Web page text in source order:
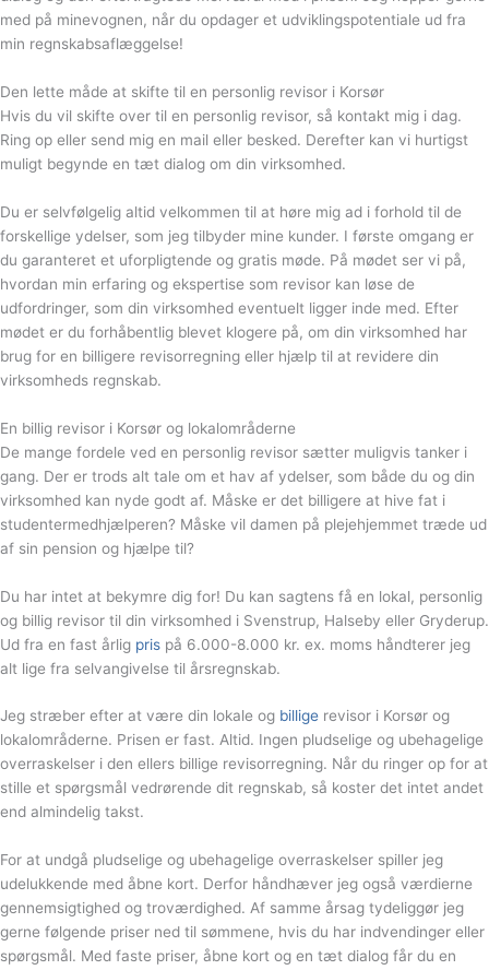
med på minevognen, når du opdager et udviklingspotentiale ud fra
min regnskabsaflæggelse!
Den lette måde at skifte til en personlig revisor i Korsør
Hvis du vil skifte over til en personlig revisor, så kontakt mig i dag.
Ring op eller send mig en mail eller besked. Derefter kan vi hurtigst
muligt begynde en tæt dialog om din virksomhed.
Du er selvfølgelig altid velkommen til at høre mig ad i forhold til de
forskellige ydelser, som jeg tilbyder mine kunder. I første omgang er
du garanteret et uforpligtende og gratis møde. På mødet ser vi på,
hvordan min erfaring og ekspertise som revisor kan løse de
udfordringer, som din virksomhed eventuelt ligger inde med. Efter
mødet er du forhåbentlig blevet klogere på, om din virksomhed har
brug for en billigere revisorregning eller hjælp til at revidere din
virksomheds regnskab.
En billig revisor i Korsør og lokalområderne
De mange fordele ved en personlig revisor sætter muligvis tanker i
gang. Der er trods alt tale om et hav af ydelser, som både du og din
virksomhed kan nyde godt af. Måske er det billigere at hive fat i
studentermedhjælperen? Måske vil damen på plejehjemmet træde ud
af sin pension og hjælpe til?
Du har intet at bekymre dig for! Du kan sagtens få en lokal, personlig
og billig revisor til din virksomhed i Svenstrup, Halseby eller Gryderup.
Ud fra en fast årlig pris på 6.000-8.000 kr. ex. moms håndterer jeg
alt lige fra selvangivelse til årsregnskab.
Jeg stræber efter at være din lokale og billige revisor i Korsør og
lokalområderne. Prisen er fast. Altid. Ingen pludselige og ubehagelige
overraskelser i den ellers billige revisorregning. Når du ringer op for at
stille et spørgsmål vedrørende dit regnskab, så koster det intet andet
end almindelig takst.
For at undgå pludselige og ubehagelige overraskelser spiller jeg
udelukkende med åbne kort. Derfor håndhæver jeg også værdierne
gennemsigtighed og troværdighed. Af samme årsag tydeliggør jeg
gerne følgende priser ned til sømmene, hvis du har indvendinger eller
spørgsmål. Med faste priser, åbne kort og en tæt dialog får du en